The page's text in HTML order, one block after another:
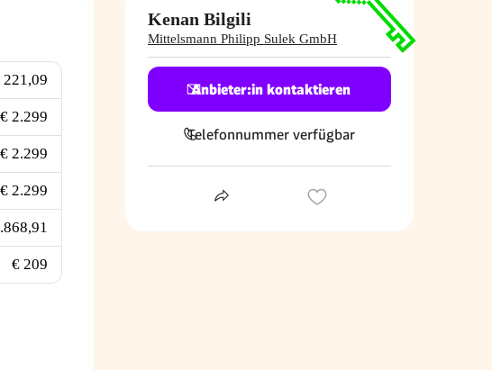
221,09
€ 2.299
€ 2.299
€ 2.299
€ 209
Kenan Bilgili
Mittelsmann Philipp Sulek GmbH
Anbieter:in kontaktieren
Telefonnummer verfügbar